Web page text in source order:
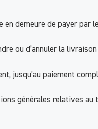
demeure de payer
ou d’annuler la
jusqu’au paiement
générales relatives